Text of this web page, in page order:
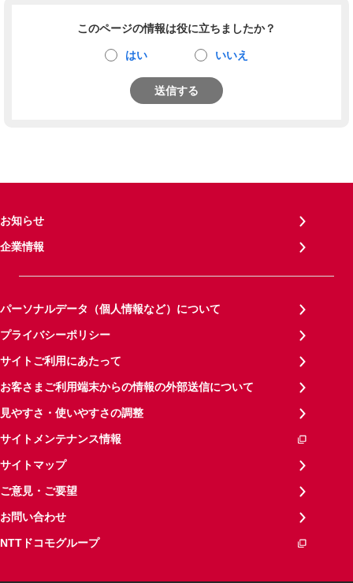
このページの情報は役に立ちましたか？
はい いいえ
送信する
お知らせ
企業情報
パーソナルデータ（個人情報など）について
プライバシーポリシー
サイトご利用にあたって
お客さまご利用端末からの情報の外部送信について
見やすさ・使いやすさの調整
サイトメンテナンス情報
サイトマップ
ご意見・ご要望
お問い合わせ
NTTドコモグループ